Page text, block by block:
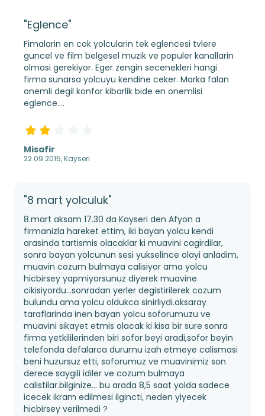
Misafir
22.09.2015, Kayseri
"Eglence"
Fimalarin en cok yolcularin tek eglencesi tvlere
guncel ve film belgesel muzik ve populer kanallarin
olmasi gerekiyor. Eger zengin secenekleri hangi
firma sunarsa yolcuyu kendine ceker. Marka falan
onemli degil konfor kibarlik bide en onemlisi
eglence....
"8 mart yolculuk"
8.mart aksam 17.30 da Kayseri den Afyon a
firmanizla hareket ettim, iki bayan yolcu kendi
arasinda tartismis olacaklar ki muavini cagirdilar,
sonra bayan yolcunun sesi yukselince olayi anladim,
muavin cozum bulmaya calisiyor ama yolcu
hicbirsey yapmiyorsunuz diyerek muavine
cikisiyordu...sonradan yerler degistirilerek cozum
bulundu ama yolcu oldukca sinirliydi.aksaray
taraflarinda inen bayan yolcu soforumuzu ve
muavini sikayet etmis olacak ki kisa bir sure sonra
firma yetkililerinden biri sofor beyi aradi,sofor beyin
telefonda defalarca durumu izah etmeye calismasi
beni huzursuz etti, soforumuz ve muavinimiz son
derece saygili idiler ve cozum bulmaya
calistilar.bilginize... bu arada 8,5 saat yolda sadece
icecek ikram edilmesi ilgincti, neden yiyecek
hicbirsey verilmedi ?